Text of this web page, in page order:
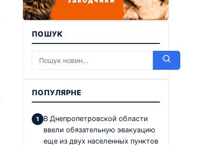
ПОШУК
ПОПУЛЯРНЕ
В Днепропетровской области
ввели обязательную эвакуацию
еще из двух населенных пунктов